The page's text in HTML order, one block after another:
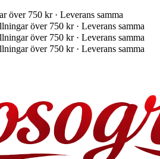
över 750 kr · Leverans samma
över 750 kr · Leverans samma
över 750 kr · Leverans samma
över 750 kr · Leverans samma